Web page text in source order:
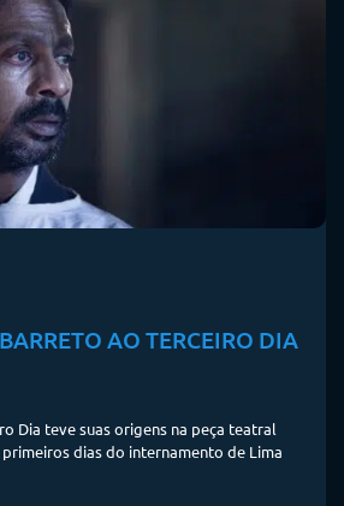
AO TERCEIRO DIA
Dia teve suas origens na peça teatral
dias do internamento de Lima